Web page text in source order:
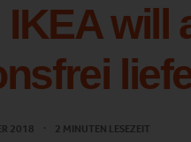
will
2018 2 MINUTEN LESEZEIT